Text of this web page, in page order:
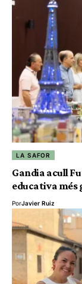
LA SAFOR
Gandia acull
educativa més
PorJavier Ruiz